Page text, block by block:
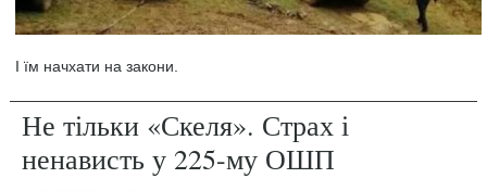
І їм начхати на закони.
Не тільки «Скеля». Страх і
ненависть у 225-му ОШП